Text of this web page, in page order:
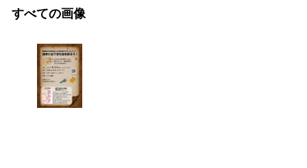
すべての画像